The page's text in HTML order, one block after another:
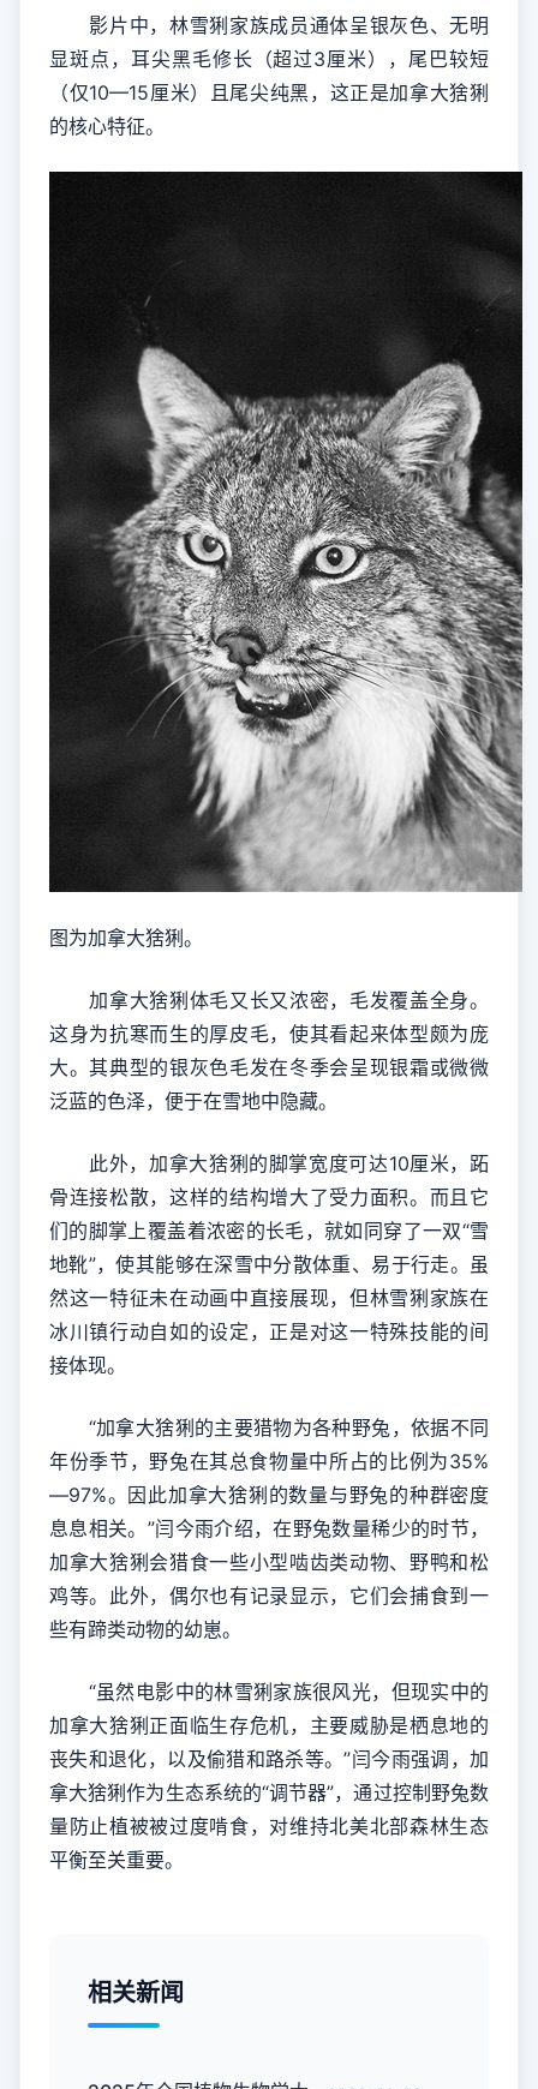
影片中，林雪猁家族成员通体呈银灰色、无明
显斑点，耳尖黑毛修长（超过3厘米），尾巴较短
（仅10—15厘米）且尾尖纯黑，这正是加拿大猞猁
的核心特征。
图为加拿大猞猁。
加拿大猞猁体毛又长又浓密，毛发覆盖全身。
这身为抗寒而生的厚皮毛，使其看起来体型颇为庞
大。其典型的银灰色毛发在冬季会呈现银霜或微微
泛蓝的色泽，便于在雪地中隐藏。
此外，加拿大猞猁的脚掌宽度可达10厘米，跖
骨连接松散，这样的结构增大了受力面积。而且它
们的脚掌上覆盖着浓密的长毛，就如同穿了一双“雪
地靴”，使其能够在深雪中分散体重、易于行走。虽
然这一特征未在动画中直接展现，但林雪猁家族在
冰川镇行动自如的设定，正是对这一特殊技能的间
接体现。
“加拿大猞猁的主要猎物为各种野兔，依据不同
年份季节，野兔在其总食物量中所占的比例为35%
—97%。因此加拿大猞猁的数量与野兔的种群密度
息息相关。”闫今雨介绍，在野兔数量稀少的时节，
加拿大猞猁会猎食一些小型啮齿类动物、野鸭和松
鸡等。此外，偶尔也有记录显示，它们会捕食到一
些有蹄类动物的幼崽。
“虽然电影中的林雪猁家族很风光，但现实中的
加拿大猞猁正面临生存危机，主要威胁是栖息地的
丧失和退化，以及偷猎和路杀等。”闫今雨强调，加
拿大猞猁作为生态系统的“调节器”，通过控制野兔数
量防止植被被过度啃食，对维持北美北部森林生态
平衡至关重要。
相关新闻